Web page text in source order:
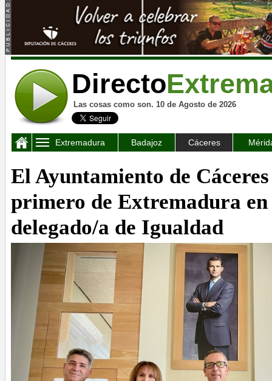
Directo
Las cosas como son. 10 de Agosto de 2026
Extremadura Badajoz Cáceres
El Ayuntamiento de
primero de Extremadura
delegado/a de Igualdad